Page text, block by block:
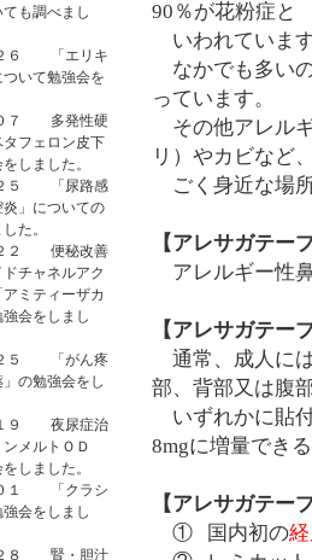
も調べまし
６ 「エリキ
いて勉強会を
７ 多発性硬
フェロン皮下
をしました。
２５ 「尿路感
」についての
た。
２２ 便秘改善
チャネルアク
ミティーザカ
会をしまし
２５ 「がん疼
の勉強会をし
１９ 夜尿症治
メルトＯＤ
しました。
１ 「クラシ
会をしまし
２８ 腎・胆汁
90 ％が花粉症と
いわれていま
なかでも多い
っています。
その他アレル
リ）やカビなど
ごく身近な場
【アレサガテー
アレルギー性
【アレサガテー
通常、成人に
部、背部又は腹
いずれかに貼
8mgに増量でき
【アレサガテー
①
国内初の